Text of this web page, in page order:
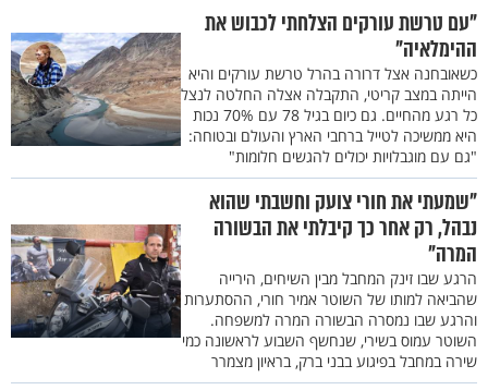
"עם טרשת עורקים הצלחתי לכבוש את
ההימלאיה"
כשאובחנה אצל דרורה בהרל טרשת עורקים והיא
הייתה במצב קריטי, התקבלה אצלה החלטה לנצל
כל רגע מהחיים. גם כיום בגיל 78 עם 70% נכות
היא ממשיכה לטייל ברחבי הארץ והעולם ובטוחה:
"גם עם מוגבלויות יכולים להגשים חלומות"
"שמעתי את חורי צועק וחשבתי שהוא
נבהל, רק אחר כך קיבלתי את הבשורה
המרה"
הרגע שבו זינק המחבל מבין השיחים, הירייה
שהביאה למותו של השוטר אמיר חורי, ההסתערות
והרגע שבו נמסרה הבשורה המרה למשפחה.
השוטר עמוס בשירי, שנחשף השבוע לראשונה כמי
שירה במחבל בפיגוע בבני ברק, בראיון מצמרר